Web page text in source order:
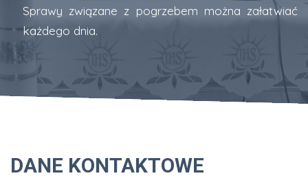
Sprawy związane z pogrzebem można załatwiać
każdego dnia.
DANE KONTAKTOWE